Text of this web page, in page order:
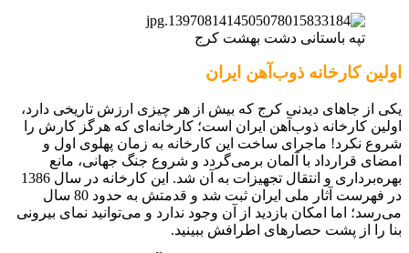
تپه باستانی دشت بهشت کرج
اولین کارخانه ذوب‌آهن ایران
یکی از جاهای دیدنی کرج که بیش از هر چیزی ارزش تاریخی دارد،
اولین کارخانه ذوب‌آهن ایران است؛ کارخانه‌ای که هرگز کارش را
شروع نکرد! ماجرای ساخت این کارخانه به زمان پهلوی اول و
امضای قرارداد با آلمان برمی‌گردد و شروع جنگ جهانی، مانع
بهره‌برداری و انتقال تجهیزات به آن شد. این کارخانه در سال 1386
در فهرست آثار ملی ایران ثبت شد و قدمتش به حدود 80 سال
می‌رسد؛ اما امکان بازدید از آن وجود ندارد و می‌توانید نمای بیرونی
بنا را از پشت حصارهای اطرافش ببینید.